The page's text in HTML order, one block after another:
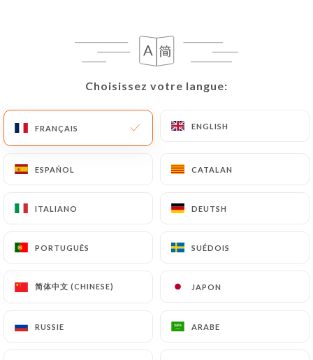
Choisissez votre langue:
FRANÇAIS ENGLISH
ESPAÑOL CATALAN
ITALIANO DEUTSH
PORTUGUÊS SUÉDOIS
简体中文 (CHINESE) JAPON
RUSSIE ARABE
ACCUEIL/GALERIE
Galerie
Choisissez votre langue:
FRANÇAIS ENGLISH
ESPAÑOL CATALAN
ITALIANO DEUTSH
PORTUGUÊS SUÉDOIS
简体中文 (CHINESE) JAPON
RUSSIE ARABE